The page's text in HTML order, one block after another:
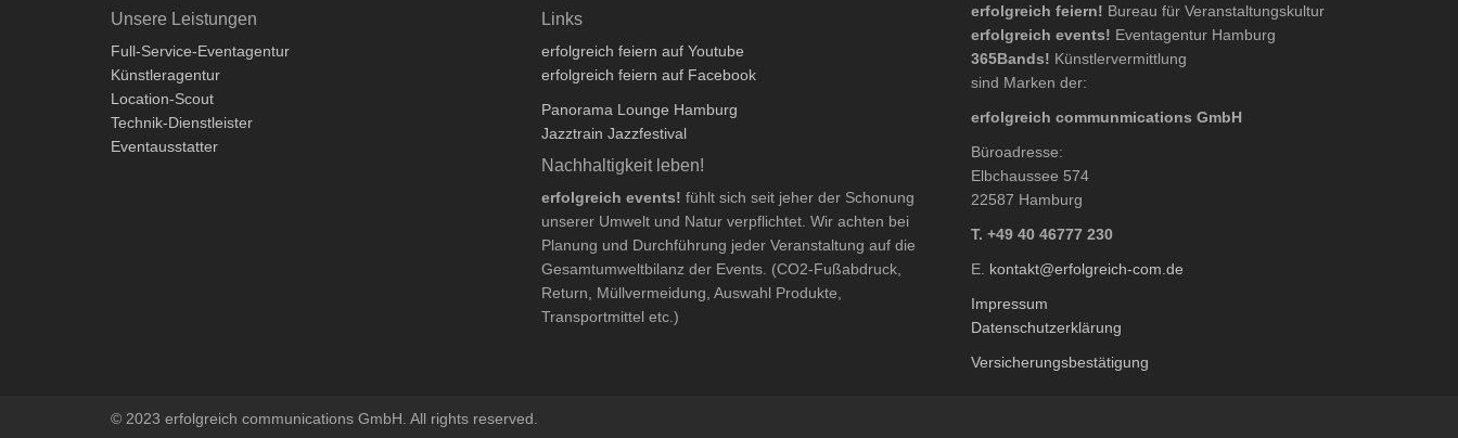
Unsere Leistungen
Full-Service-Eventagentur
Künstleragentur
Location-Scout
Technik-Dienstleister
Eventausstatter
Links
erfolgreich feiern auf Youtube
erfolgreich feiern auf Facebook
Panorama Lounge Hamburg
Jazztrain Jazzfestival
Nachhaltigkeit leben!
erfolgreich events! fühlt sich seit jeher der Schonung
unserer Umwelt und Natur verpflichtet. Wir achten bei
Planung und Durchführung jeder Veranstaltung auf die
Gesamtumweltbilanz der Events. (CO2-Fußabdruck,
Return, Müllvermeidung, Auswahl Produkte,
Transportmittel etc.)
erfolgreich feiern! Bureau für Veranstaltungskultur
erfolgreich events! Eventagentur Hamburg
365Bands! Künstlervermittlung
sind Marken der:
erfolgreich communmications GmbH
Büroadresse:
Elbchaussee 574
22587 Hamburg
T. +49 40 46777 230
E. kontakt@erfolgreich-com.de
Impressum
Datenschutzerklärung
Versicherungsbestätigung
© 2023 erfolgreich communications GmbH. All rights reserved.